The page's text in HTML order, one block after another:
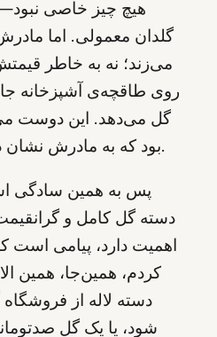
هیچ چیز خاصی
گلدان معمولی. اما
می‌زند؛ نه به خاطر
روی طاقچه‌ی آشپزخانه
گل می‌دهد. این دوست
بود که به مادرش نشان داد واقعاً دیده می‌شود.
پس به همین سادگی
دسته گل کامل و
اهمیت دارد، پیامی است
کردم، همین‌جا، همین
دسته لاله از
شود، یا یک گل